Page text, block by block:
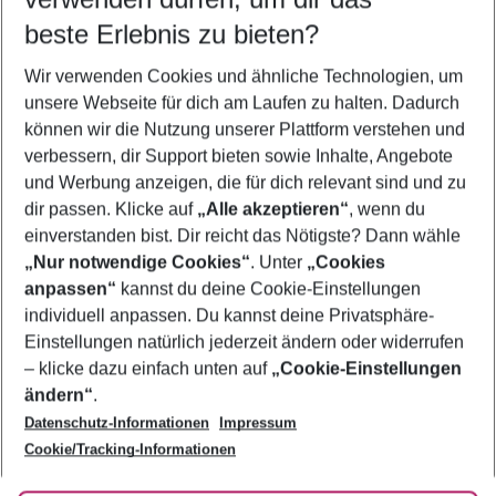
5-8 Nächte
2 Erwachsene Keine Kinder
Mehr Filter anzeigen
Footer
Footer navigation
Über uns
AGB
Bestpreisgarantie
Cookie-Einstellungen ändern
Cookie-Richtlinie
Agenturbetreuung
Barrierefreies Reisen
Folge uns
beste Erlebnis zu bieten?
Wir verwenden Cookies und ähnliche Technologien, um
unsere Webseite für dich am Laufen zu halten. Dadurch
können wir die Nutzung unserer Plattform verstehen und
verbessern, dir Support bieten sowie Inhalte, Angebote
und Werbung anzeigen, die für dich relevant sind und zu
dir passen. Klicke auf „Alle akzeptieren“, wenn du
einverstanden bist. Dir reicht das Nötigste? Dann wähle
„Nur notwendige Cookies“. Unter „Cookies
anpassen“ kannst du deine Cookie-Einstellungen
individuell anpassen. Du kannst deine Privatsphäre-
Einstellungen natürlich jederzeit ändern oder widerrufen
– klicke dazu einfach unten auf „Cookie-Einstellungen
ändern“.
Datenschutz-Informationen
Impressum
Cookie/Tracking-Informationen